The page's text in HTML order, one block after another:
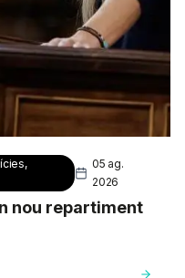
,
05 ag.
2026
nou repartiment